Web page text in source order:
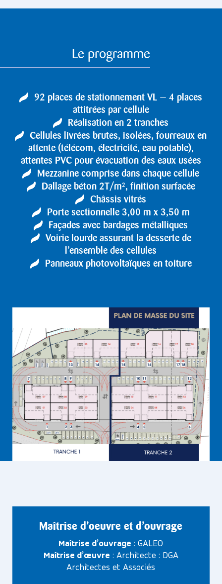
Le programme
92 places de stationnement VL — 4 places
attitrées par cellule
Réalisation en 2 tranches
Cellules livrées brutes, isolées, fourreaux en
attente (télécom, électricité, eau potable),
attentes PVC pour évacuation des eaux usées
Mezzanine comprise dans chaque cellule
Dallage béton 2T/m², finition surfacée
Châssis vitrés
Porte sectionnelle 3,00 m x 3,50 m
Façades avec bardages métalliques
Voirie lourde assurant la desserte de
l’ensemble des cellules
Panneaux photovoltaïques en toiture
Maîtrise d’oeuvre et d’ouvrage
Maîtrise d’ouvrage : GALEO
Maîtrise d’œuvre : Architecte : DGA
Architectes et Associés